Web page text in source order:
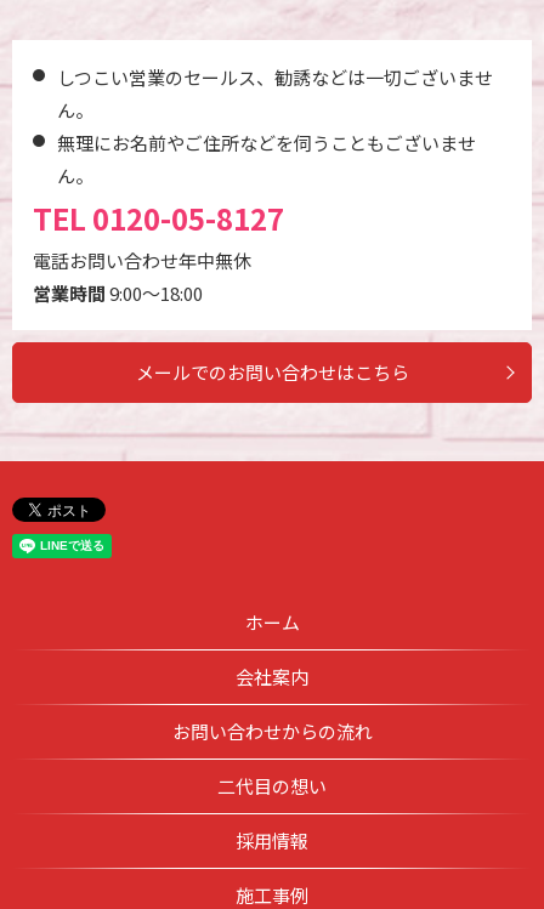
しつこい営業のセールス、勧誘などは一切ございませ
ん。
無理にお名前やご住所などを伺うこともございませ
ん。
TEL 0120-05-8127
電話お問い合わせ年中無休
営業時間9:00～18:00
メールでのお問い合わせはこちら
ホーム
会社案内
お問い合わせからの流れ
二代目の想い
採用情報
施工事例